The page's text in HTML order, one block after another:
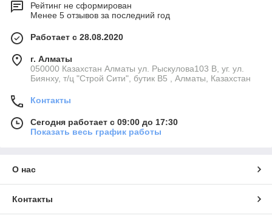
Рейтинг не сформирован
Менее 5 отзывов за последний год
Работает с 28.08.2020
г. Алматы
050000 Казахстан Алматы ул. Рыскулова103 В, уг. ул.
Биянху, т/ц "Строй Сити", бутик В5 , Алматы, Казахстан
Контакты
Сегодня работает с 09:00 до 17:30
Показать весь график работы
О нас
Контакты